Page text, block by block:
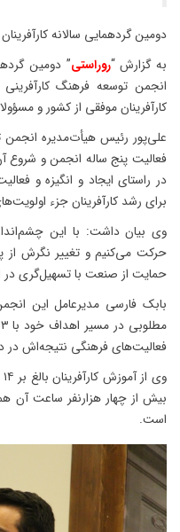
دومین گردهمایی سالانه
به گزارش “روراستی” دومین
انجمن توسعه فرهنگ
کارآفرینان موفقی از کشور و
علی‌پور رئیس هیأت‌مدیره انجمن
فعالیت پنج ساله انجمن و شروع
در راستای ایجاد و انگیزه و
برای رشد کارآفرینان جزء
وی بیان داشت: با این
حرکت می‌کنیم و تغییر نگرش
حمایت از صنعت با تسهیل‌گری در
بابک فارسی مدیرعامل این
فعالیت‌های فرهنگی نتیجه‌اش در
بیش از چهار هزارنفر ساعت آن
است.